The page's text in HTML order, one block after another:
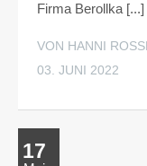
Firma Berollka [...]
VON HANNI
03. JUNI 2022
17